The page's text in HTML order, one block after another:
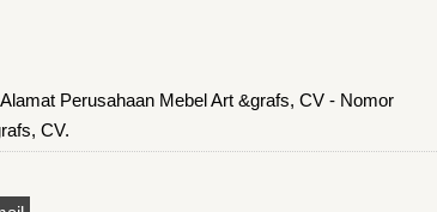
Perusahaan Mebel Art &grafs, CV - Nomor
CV.